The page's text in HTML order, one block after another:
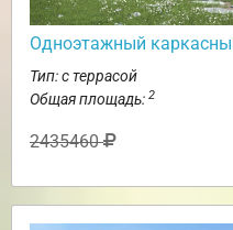
Одноэтажный
Тип: с террасой
Общая площадь: 2
2435460